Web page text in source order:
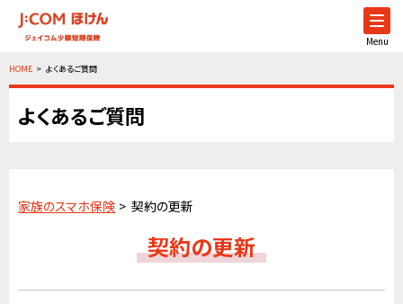
Menu
HOME よくあるご質問
よくあるご質問
家族のスマホ保険 契約の更新
契約の更新